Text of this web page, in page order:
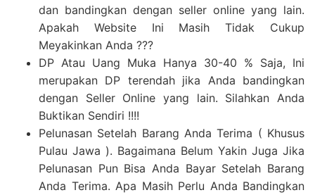
dan bandingkan dengan seller online yang lain.
Apakah Website Ini Masih Tidak Cukup
Meyakinkan Anda ???
DP Atau Uang Muka Hanya 30-40 % Saja, Ini
merupakan DP terendah jika Anda bandingkan
dengan Seller Online yang lain. Silahkan Anda
Buktikan Sendiri !!!!
Pelunasan Setelah Barang Anda Terima ( Khusus
Pulau Jawa ). Bagaimana Belum Yakin Juga Jika
Pelunasan Pun Bisa Anda Bayar Setelah Barang
Anda Terima. Apa Masih Perlu Anda Bandingkan